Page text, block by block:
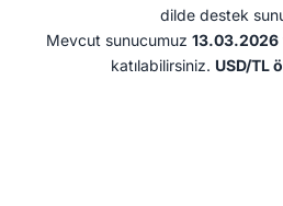
dilde destek
Mevcut sunucumuz 13.03.2026
katılabilirsiniz. USD/TL